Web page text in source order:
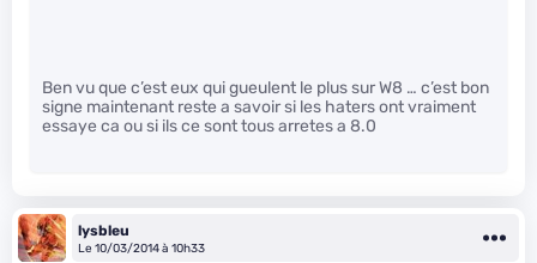
Ben vu que c’est eux qui gueulent le plus sur W8 … c’est bon
signe maintenant reste a savoir si les haters ont vraiment
essaye ca ou si ils ce sont tous arretes a 8.0
lysbleu
Le 10/03/2014 à 10h33